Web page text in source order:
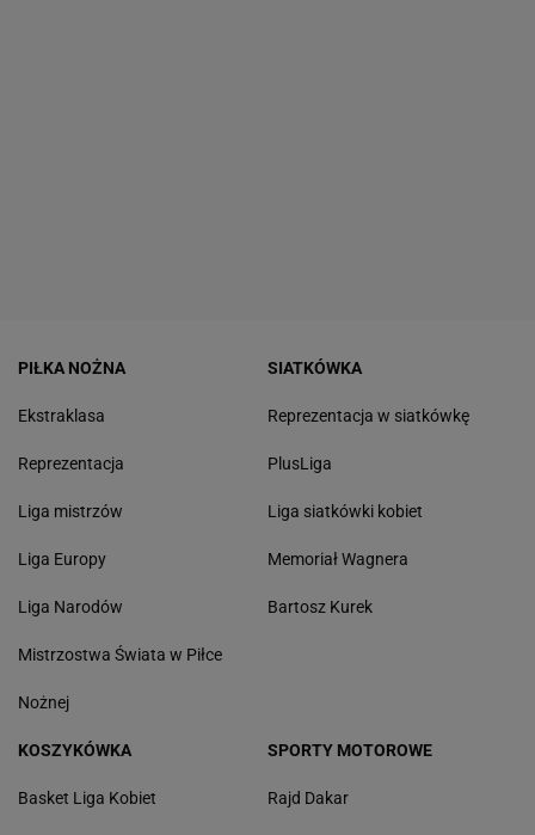
PIŁKA NOŻNA
Ekstraklasa
Reprezentacja
Liga mistrzów
Liga Europy
Liga Narodów
Mistrzostwa Świata w Piłce
Nożnej
SIATKÓWKA
Reprezentacja w siatkówkę
PlusLiga
Liga siatkówki kobiet
Memoriał Wagnera
Bartosz Kurek
KOSZYKÓWKA
Basket Liga Kobiet
SPORTY MOTOROWE
Rajd Dakar